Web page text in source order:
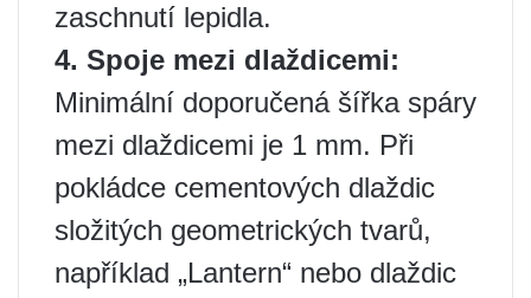
zaschnutí lepidla.
4. Spoje mezi dlaždicemi:
Minimální doporučená šířka spáry
mezi dlaždicemi je 1 mm. Při
pokládce cementových dlaždic
složitých geometrických tvarů,
například „Lantern“ nebo dlaždic